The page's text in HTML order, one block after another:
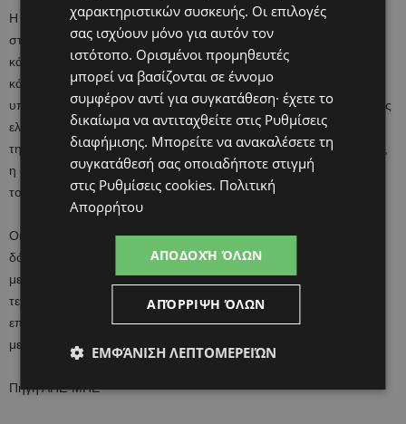
Η ρομποτική επέμβαση γίνεται μέσω μιας τομής ενός εκατοστού
στην κοιλιά της δότριας και οι δύο ρομποτικοί βραχίονες που
κάνουν την επέμβαση, ελέγχονται από δύο χειρουργούς, έναν σε
κάθε πλευρά της ασθενούς. Κάθε γιατρός κάθεται σε μια οθόνη
υπολογιστή που μεγεθύνει την περιοχή της επέμβασης, ενώ ο ίδιος
ελέγχει το ρομποτικό βραχίονα μέσω χειριστηρίου. Προς το τέλος
της επέμβασης γίνεται άλλη μια τομή για την αφαίρεση της μήτρας,
η οποία αμέσως μεταφέρεται στη λήπτρια που θα κυοφορήσει και
τοποθετείται σε αυτήν με την παραδοσιακή χειρουργική μέθοδο.
Οι Σουηδοί γιατροί δήλωσαν ότι, χάρη στη ρομποτική τεχνική, η
δότρια της μήτρας νιώθει γενικά καλύτερα και αναρρώνει ταχύτερα
μετά την επέμβαση. Ανέφεραν επίσης ότι στο μέλλον η ρομποτική
τεχνική θα επεκταθεί και στο δεύτερο σκέλος, δηλαδή στην
επέμβαση για την τοποθέτηση της μήτρας στη λήπτρια που θα
μείνει έγκυος.
Πηγή ΑΠΕ-ΜΠΕ
χαρακτηριστικών συσκευής. Οι επιλογές
σας ισχύουν μόνο για αυτόν τον
ιστότοπο. Ορισμένοι προμηθευτές
μπορεί να βασίζονται σε έννομο
συμφέρον αντί για συγκατάθεση· έχετε το
δικαίωμα να αντιταχθείτε στις Ρυθμίσεις
διαφήμισης. Μπορείτε να ανακαλέσετε τη
συγκατάθεσή σας οποιαδήποτε στιγμή
στις Ρυθμίσεις cookies. Πολιτική
Απορρήτου
ΑΠΟΔΟΧΉ ΌΛΩΝ
ΑΠΌΡΡΙΨΗ ΌΛΩΝ
ΕΜΦΆΝΙΣΗ ΛΕΠΤΟΜΕΡΕΙΏΝ